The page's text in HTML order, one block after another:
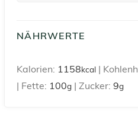
NÄHRWERTE
Kalorien: 1158 kcal
Fette: 100g Zucker: 9g